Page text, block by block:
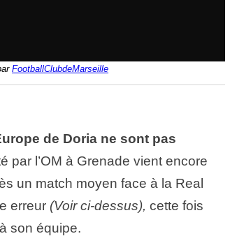
FootballClubdeMarseille
de Doria ne sont pas
par l’OM à Grenade vient encore
un match moyen face à la Real
erreur (Voir ci-dessus), cette fois
son équipe.